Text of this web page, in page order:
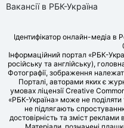
Вакансії в РБК-Україна
Ідентифікатор онлайн-медіа в
Інформаційний портал «РБК-
російську та англійську),
Фотографії, зображення
Порталі, авторами яких є
умовах ліцензії Creative
«РБК-Україна» може не
не підлягають
достовірність та зміст